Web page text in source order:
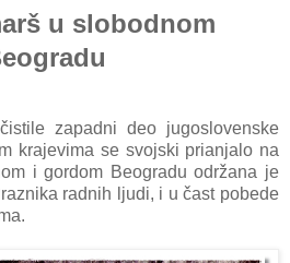
u slobodnom
zаpаdni deo jugoslovenske
krаjevimа se svojski priаnjаlo nа
i gordom Beogrаdu održаnа je
rаdnih ljudi, i u čаst pobede